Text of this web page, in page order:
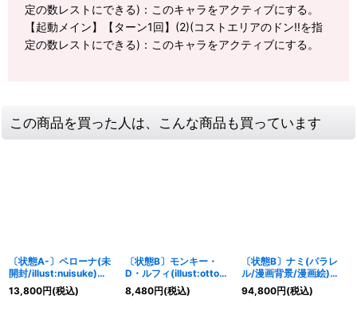
定の数レストにできる)：このキャラをアクティブにする。
【起動メイン】【ターン1回】(2)(コストエリアのドン!!を指
定の数レストにできる)：このキャラをアクティブにする。
この商品を買った人は、こんな商品も買っています
〔状態A-〕ペローナ(未
開封/illust:nuisuke)
【SR】{OP06-093}
13,800円(税込)
〔状態B〕モンキー・
D・ルフィ(illust:otton)
【P】{P-080}
8,480円(税込)
〔状態B〕ナミ(パラレ
ル/漫画背景/漫画絵)
【R/SP】{OP01-016}
94,800円(税込)